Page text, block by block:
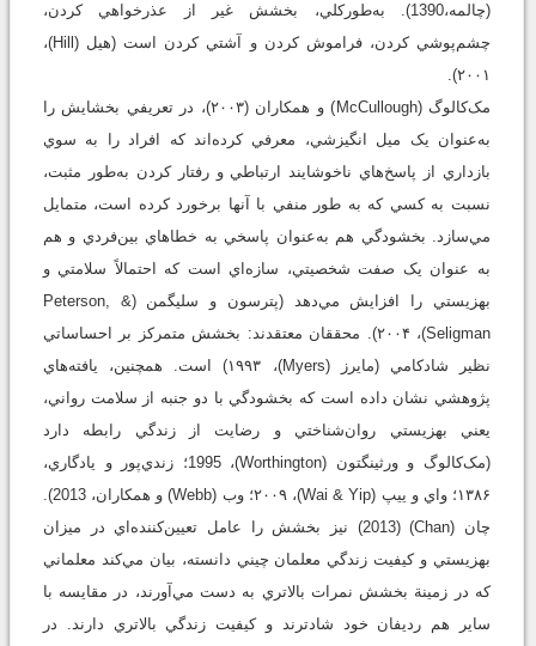
(چالمه،1390). به‌طور‌کلي، بخشش غير از عذرخواهي کردن،
چشم‌پوشي کردن، فراموش کردن و آشتي کردن است (هيل (Hill)،
۲۰۰۱).
مک‌کالوگ (McCullough) و همكاران (۲۰۰۳)، در تعريفي بخشايش را
به‌عنوان يک ميل انگيزشي، معرفي كرده‌اند که افراد را به سوي
بازداري از پاسخ‌‌هاي ناخوشايند ارتباطي و رفتار کردن به‌طور مثبت،
نسبت به کسي که به‌ طور منفي با آنها برخورد کرده است، متمايل
مي‌سازد. بخشودگي هم به‌عنوان پاسخي به خطاهاي بين‌فردي و هم
به عنوان يک صفت شخصيتي، سازه‌اي است که احتمالاً سلامتي و
بهزيستي را افزايش مي‌دهد (پترسون و سليگمن (Peterson, &
Seligman)، ۲۰۰۴). محققان معتقدند: بخشش متمرکز بر احساساتي
نظير شادکامي (مايرز (Myers)، ۱۹۹۳) است. همچنين، يافته‌هاي
پژوهشي نشان داده است که بخشودگي با دو جنبه از سلامت رواني،
يعني بهزيستي روان‌شناختي و رضايت از زندگي رابطه دارد
(مک‌کالوگ و ورثينگتون (Worthington)، 1995؛ زندي‌پور و يادگاري،
۱۳۸۶؛ واي و ييپ (Wai & Yip)، ۲۰۰۹؛ وب (Webb) و همكاران، 2013).
چان (Chan) (2013) نيز بخشش را عامل تعيين‌كننده‌اي در ميزان
بهزيستي و كيفيت زندگي معلمان چيني دانسته، بيان مي‌كند معلماني
كه در زمينة بخشش نمرات بالاتري به دست مي‌آورند، در مقايسه با
ساير هم رديفان خود شادترند و کيفيت زندگي بالاتري دارند. در